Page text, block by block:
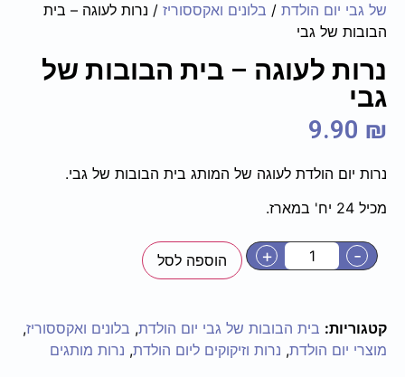
של גבי יום הולדת / בלונים ואקססוריז / נרות לעוגה – בית
הבובות של גבי
נרות לעוגה – בית הבובות של
גבי
9.90 ₪
נרות יום הולדת לעוגה של המותג בית הבובות של גבי.
מכיל 24 יח' במארז.
-
+ הוספה לסל
קטגוריות: בית הבובות של גבי יום הולדת, בלונים ואקססוריז,
מוצרי יום הולדת, נרות וזיקוקים ליום הולדת, נרות מותגים